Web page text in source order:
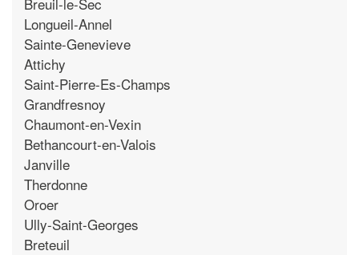
Longueil-Annel
Sainte-Genevieve
Attichy
Saint-Pierre-Es-Champs
Grandfresnoy
Chaumont-en-Vexin
Bethancourt-en-Valois
Janville
Therdonne
Oroer
Ully-Saint-Georges
Breteuil